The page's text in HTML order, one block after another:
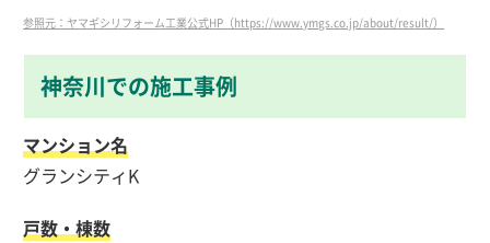
参照元：ヤマギシリフォーム工業公式HP（https://www.ymgs.co.jp/about/result/）
神奈川での施工事例
マンション名
グランシティK
戸数・棟数